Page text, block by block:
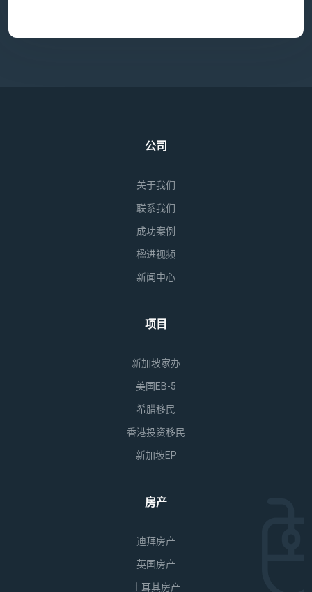
公司
关于我们
联系我们
成功案例
楹进视频
新闻中心
项目
新加坡家办
美国EB-5
希腊移民
香港投资移民
新加坡EP
房产
迪拜房产
英国房产
土耳其房产